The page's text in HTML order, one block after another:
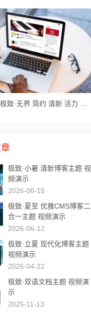
极致·小暑 清新博客主题 视
频演示
2026-06-15
极致·夏至 优雅CMS博客二
合一主题 视频演示
2026-06-12
极致·立夏 现代化博客主题
视频演示
2026-04-22
极致·双语文档主题 视频演
示
2025-11-13